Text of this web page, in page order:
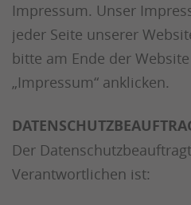
Impressum. Unser
jeder Seite unserer
bitte am Ende der
„Impressum“ anklicken.
Der
Verantwortlichen ist: